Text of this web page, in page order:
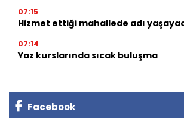
07:15
Hizmet ettiği mahallede adı
07:14
Yaz kurslarında sıcak buluşma
Facebook